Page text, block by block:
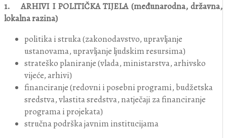
1. ARHIVI I POLITIČKA TIJELA (međunarodna, državna,
lokalna razina)
politika i struka (zakonodavstvo, upravljanje
ustanovama, upravljanje ljudskim resursima)
strateško planiranje (vlada, ministarstva, arhivsko
vijeće, arhivi)
financiranje (redovni i posebni programi, budžetska
sredstva, vlastita sredstva, natječaji za financiranje
programa i projekata)
stručna podrška javnim institucijama